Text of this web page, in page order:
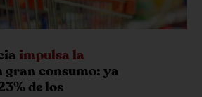
impulsa la
gran consumo: ya
de los